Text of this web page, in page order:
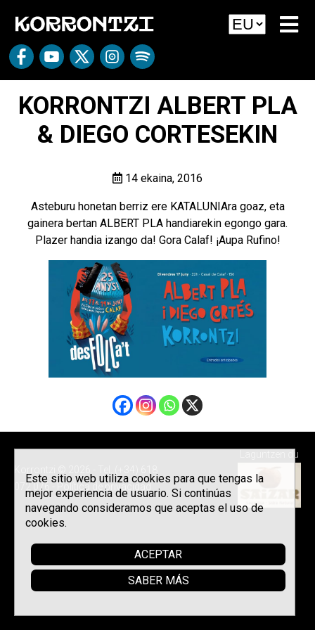
KORRONTZI ALBERT PLA
& DIEGO CORTESEKIN
14 ekaina, 2016
Asteburu honetan berriz ere KATALUNIAra goaz, eta
gainera bertan ALBERT PLA handiarekin egongo gara.
Plazer handia izango da! Gora Calaf! ¡Aupa Rufino!
072 076 -
Política de privacidad
Laguntzen du
Este sitio web utiliza cookies para que tengas la
mejor experiencia de usuario. Si continúas
navegando consideramos que aceptas el uso de
cookies.
ACEPTAR
SABER MÁS